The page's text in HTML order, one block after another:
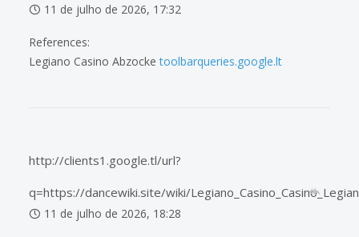
11 de julho de 2026, 17:32
References:
Legiano Casino Abzocketoolbarqueries.google.lt
http://clients1.google.tl/url?
q=https://dancewiki.site/wiki/
11 de julho de 2026, 18:28